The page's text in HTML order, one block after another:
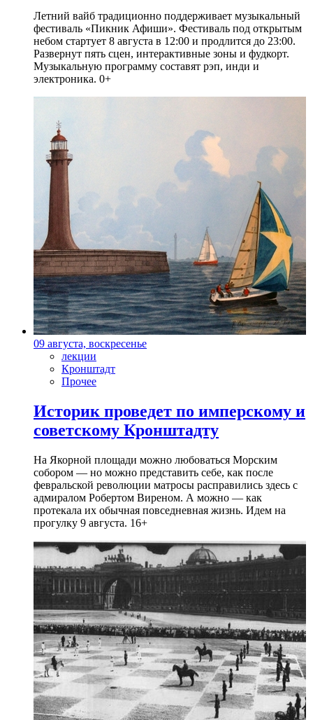
Летний вайб традиционно поддерживает музыкальный
фестиваль «Пикник Афиши». Фестиваль под открытым
небом стартует 8 августа в 12:00 и продлится до 23:00.
Развернут пять сцен, интерактивные зоны и фудкорт.
Музыкальную программу составят рэп, инди и
электроника. 0+
09 августа, воскресенье
лекции
Кронштадт
Прочее
Историк проведет по имперскому и
советскому Кронштадту
На Якорной площади можно любоваться Морским
собором — но можно представить себе, как после
февральской революции матросы расправились здесь с
адмиралом Робертом Виреном. А можно — как
протекала их обычная повседневная жизнь. Идем на
прогулку 9 августа. 16+